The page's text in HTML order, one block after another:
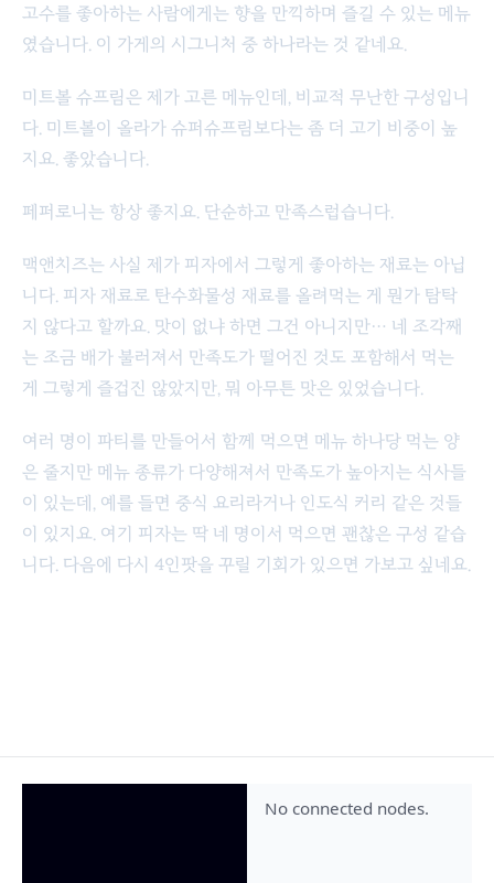
고수를 좋아하는 사람에게는 향을 만끽하며 즐길 수 있는 메뉴
였습니다. 이 가게의 시그니처 중 하나라는 것 같네요.
미트볼 슈프림은 제가 고른 메뉴인데, 비교적 무난한 구성입니
다. 미트볼이 올라가 슈퍼슈프림보다는 좀 더 고기 비중이 높
지요. 좋았습니다.
페퍼로니는 항상 좋지요. 단순하고 만족스럽습니다.
맥앤치즈는 사실 제가 피자에서 그렇게 좋아하는 재료는 아닙
니다. 피자 재료로 탄수화물성 재료를 올려먹는 게 뭔가 탐탁
지 않다고 할까요. 맛이 없냐 하면 그건 아니지만… 네 조각째
는 조금 배가 불러져서 만족도가 떨어진 것도 포함해서 먹는
게 그렇게 즐겁진 않았지만, 뭐 아무튼 맛은 있었습니다.
여러 명이 파티를 만들어서 함께 먹으면 메뉴 하나당 먹는 양
은 줄지만 메뉴 종류가 다양해져서 만족도가 높아지는 식사들
이 있는데, 예를 들면 중식 요리라거나 인도식 커리 같은 것들
이 있지요. 여기 피자는 딱 네 명이서 먹으면 괜찮은 구성 같습
니다. 다음에 다시 4인팟을 꾸릴 기회가 있으면 가보고 싶네요.